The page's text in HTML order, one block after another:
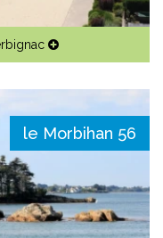
le Morbihan 56